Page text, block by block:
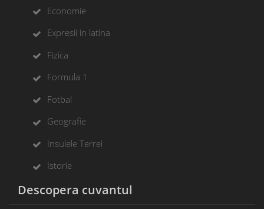
Economie
Expresii in latina
Fizica
Formula 1
Fotbal
Geografie
Insulele Terrei
Istorie
Descopera cuvantul